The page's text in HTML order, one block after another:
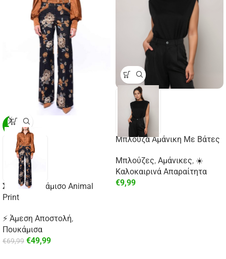
-29%
Σατέν Πουκάμισο Animal
Print
⚡ Άμεση Αποστολή,
Πουκάμισα
€69,99 €49,99
Μπλούζα Αμάνικη Με Βάτες
Μπλούζες, Αμάνικες, ☀️
Καλοκαιρινά Απαραίτητα
€9,99